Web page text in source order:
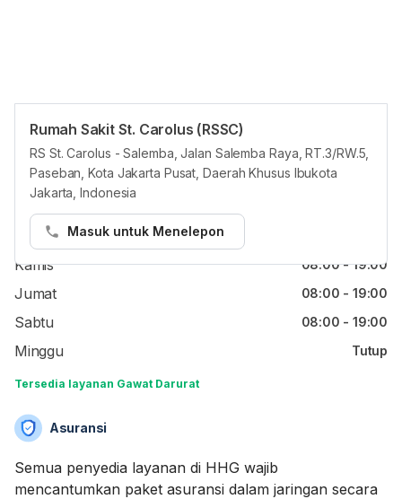
Rumah Sakit St. Carolus (RSSC)
RS St. Carolus - Salemba, Jalan Salemba Raya, RT.3/RW.5,
Paseban, Kota Jakarta Pusat, Daerah Khusus Ibukota
Jakarta, Indonesia
Masuk untuk Menelepon
Jam reguler
Senin 08:00 - 19:00
Rabu
Kamis 08:00 - 19:00
Jumat 08:00 - 19:00
Sabtu 08:00 - 19:00
Minggu Tutup
Tersedia layanan Gawat Darurat
Asuransi
Semua penyedia layanan di HHG wajib
mencantumkan paket asuransi dalam jaringan secara